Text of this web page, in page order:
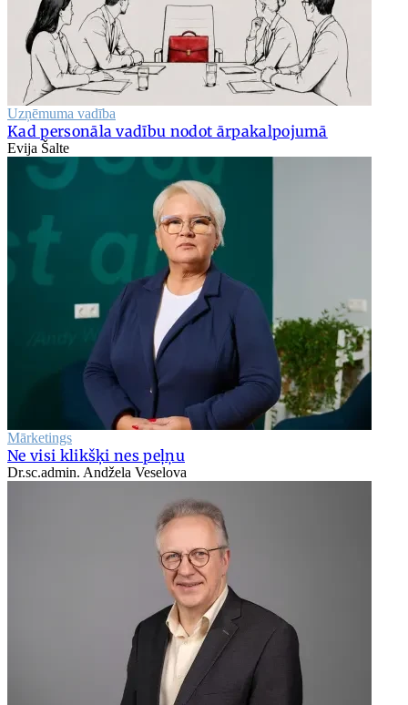
Uzņēmuma vadība
Kad personāla vadību nodot ārpakalpojumā
Evija Šalte
Mārketings
Ne visi klikšķi nes peļņu
Dr.sc.admin. Andžela Veselova